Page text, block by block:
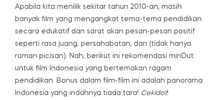
Apabila kita menilik sekitar tahun 2010-an, masih
banyak film yang mengangkat tema-tema pendidikan
secara edukatif dan sarat akan pesan-pesan positif
seperti rasa juang, persahabatan, dan (tidak hanya
roman picisan). Nah, berikut ini rekomendasi minDut
untuk film Indonesia yang bertemakan ragam
pendidikan. Bonus dalam film-film ini adalah panorama
Indonesia yang indahnya tiada tara! Cekidot!